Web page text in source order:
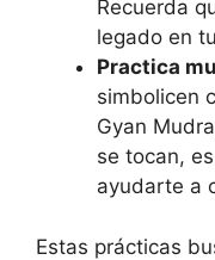
Recuerda
legado en
Practica
simbolicen
Gyan
se tocan,
ayudarte a
Estas prácticas